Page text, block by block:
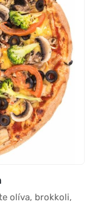
olíva, brokkoli,